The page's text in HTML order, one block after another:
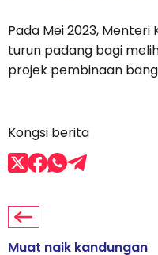
Pada Mei 2023, Menteri
turun padang bagi
projek pembinaan
Kongsi berita
Muat naik kandungan